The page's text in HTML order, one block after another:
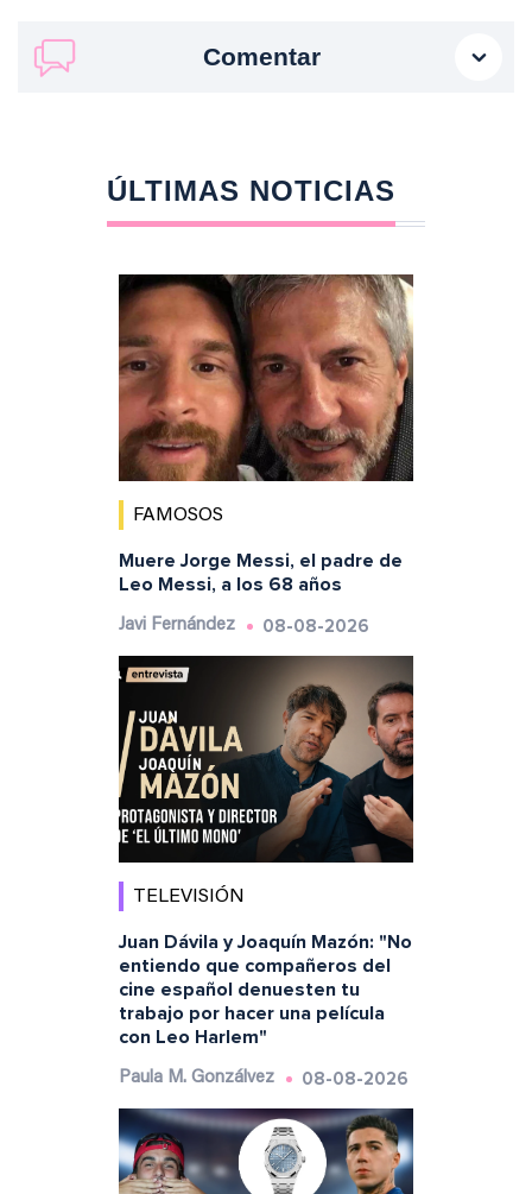
Comentar
ÚLTIMAS NOTICIAS
FAMOSOS
Muere Jorge Messi, el padre de
Leo Messi, a los 68 años
Javi Fernández 08-08-2026
TELEVISIÓN
Juan Dávila y Joaquín Mazón: "No
entiendo que compañeros del
cine español denuesten tu
trabajo por hacer una película
con Leo Harlem"
Paula M. Gonzálvez 08-08-2026